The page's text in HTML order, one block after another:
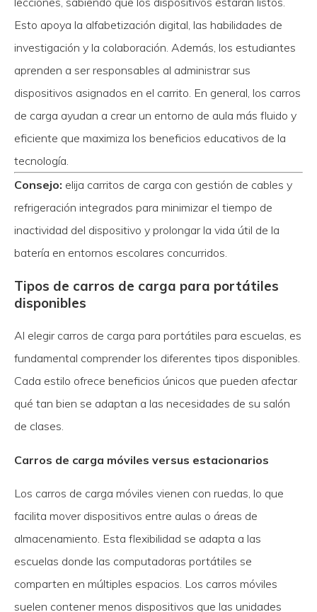
Esto apoya la alfabetización digital, las habilidades de
investigación y la colaboración. Además, los estudiantes
aprenden a ser responsables al administrar sus
dispositivos asignados en el carrito. En general, los carros
de carga ayudan a crear un entorno de aula más fluido y
eficiente que maximiza los beneficios educativos de la
tecnología.
Consejo: elija carritos de carga con gestión de cables y
refrigeración integrados para minimizar el tiempo de
inactividad del dispositivo y prolongar la vida útil de la
batería en entornos escolares concurridos.
Tipos de carros de carga para portátiles
disponibles
Al elegir carros de carga para portátiles para escuelas, es
fundamental comprender los diferentes tipos disponibles.
Cada estilo ofrece beneficios únicos que pueden afectar
qué tan bien se adaptan a las necesidades de su salón
de clases.
Carros de carga móviles versus estacionarios
Los carros de carga móviles vienen con ruedas, lo que
facilita mover dispositivos entre aulas o áreas de
almacenamiento. Esta flexibilidad se adapta a las
escuelas donde las computadoras portátiles se
comparten en múltiples espacios. Los carros móviles
suelen contener menos dispositivos que las unidades